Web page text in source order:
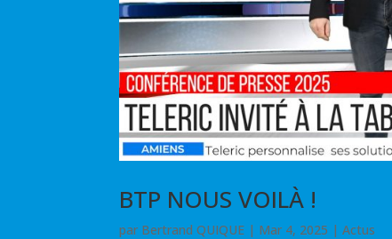
BTP NOUS VOILÀ !
par Bertrand QUIQUE | Mar 4, 2025 |Actus